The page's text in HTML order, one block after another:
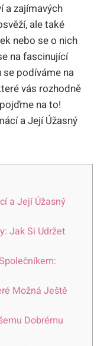
a zajímavých
ale také
nebo se o nich
na fascinující
podíváme na
vás rozhodně
na to!
a Její Úžasný
Jak Si Udržet
Možná Ještě
Dobrému